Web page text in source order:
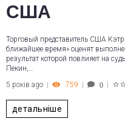
США
Торговый представитель США
ближайшее время» оценят
результат которой повлияет на
Пекин,…
5 років ago
759 0
детальніше